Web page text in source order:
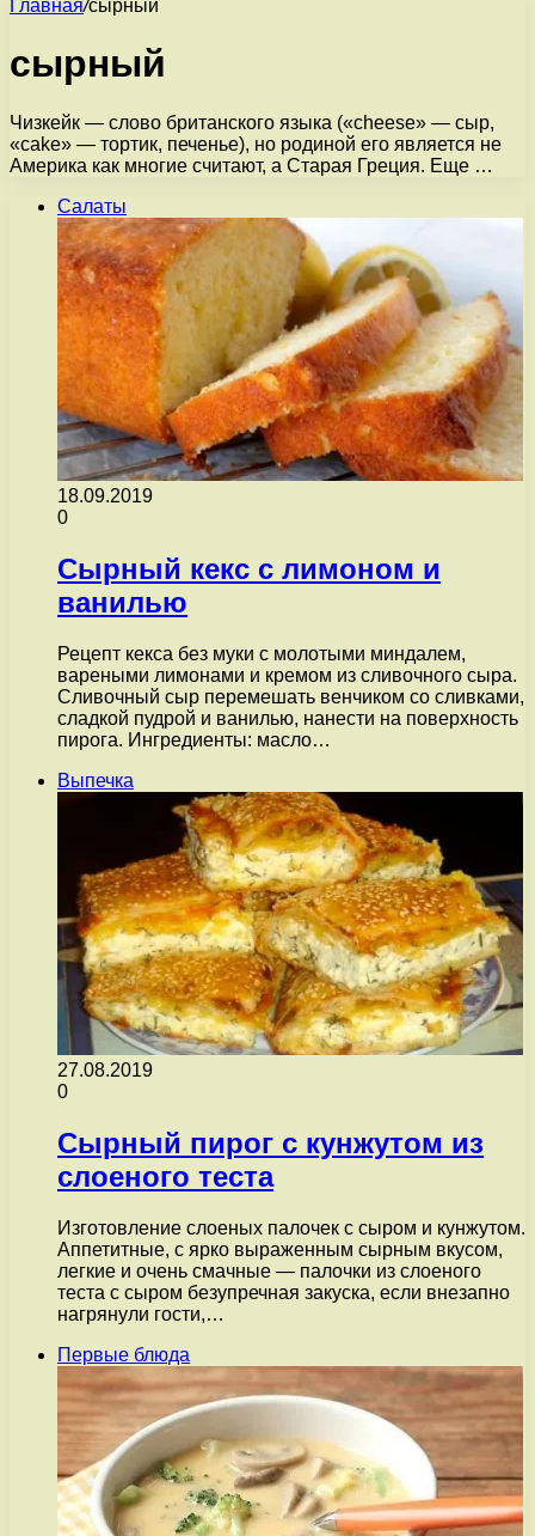
Главная/сырный
сырный
Чизкейк — слово британского языка («cheese» — сыр,
«cake» — тортик, печенье), но родиной его является не
Америка как многие считают, а Старая Греция. Еще …
Салаты
18.09.2019
0
Сырный кекс с лимоном и
ванилью
Рецепт кекса без муки с молотыми миндалем,
вареными лимонами и кремом из сливочного сыра.
Сливочный сыр перемешать венчиком со сливками,
сладкой пудрой и ванилью, нанести на поверхность
пирога. Ингредиенты: масло…
Выпечка
27.08.2019
0
Сырный пирог с кунжутом из
слоеного теста
Изготовление слоеных палочек с сыром и кунжутом.
Аппетитные, с ярко выраженным сырным вкусом,
легкие и очень смачные — палочки из слоеного
теста с сыром безупречная закуска, если внезапно
нагрянули гости,…
Первые блюда